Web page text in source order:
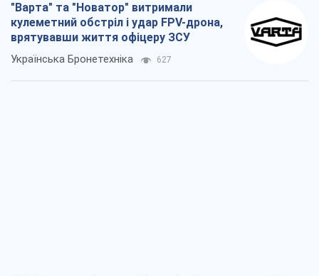
"Варта" та "Новатор" витримали
кулеметний обстріл і удар FPV-дрона,
врятувавши життя офіцеру ЗСУ
Українська Бронетехніка 627